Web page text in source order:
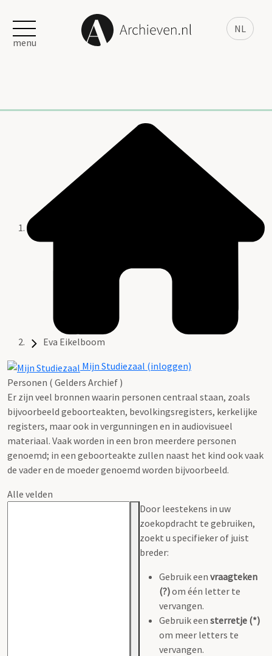
NL
menu
Eva Eikelboom
Mijn Studiezaal (inloggen)
Personen ( Gelders Archief )
Er zijn veel bronnen waarin personen centraal staan, zoals
bijvoorbeeld geboorteakten, bevolkingsregisters, kerkelijke
registers, maar ook in vergunningen en in audiovisueel
materiaal. Vaak worden in een bron meerdere personen
genoemd; in een geboorteakte zullen naast het kind ook vaak
de vader en de moeder genoemd worden bijvoorbeeld.
Alle velden
Door leestekens in uw
zoekopdracht te gebruiken,
zoekt u specifieker of juist
breder:
Gebruik een vraagteken
(?)om één letter te
vervangen.
Gebruik een sterretje (*)
om meer letters te
vervangen.